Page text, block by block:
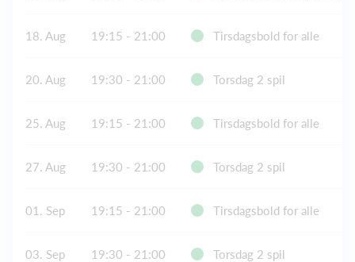
18. Aug 19:15 - 21:00 Tirsdagsbold for alle
20. Aug 19:30 - 21:00 Torsdag 2 spil
25. Aug 19:15 - 21:00 Tirsdagsbold for alle
27. Aug 19:30 - 21:00 Torsdag 2 spil
01. Sep 19:15 - 21:00 Tirsdagsbold for alle
03. Sep 19:30 - 21:00 Torsdag 2 spil